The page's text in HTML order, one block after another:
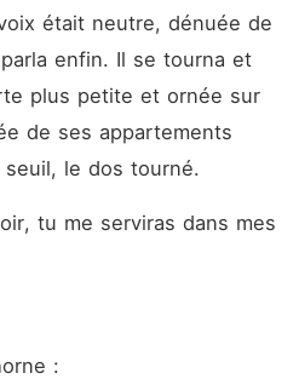
était neutre, dénuée de
enfin. Il se tourna et
plus petite et ornée sur
de ses appartements
le dos tourné.
tu me serviras dans mes
: